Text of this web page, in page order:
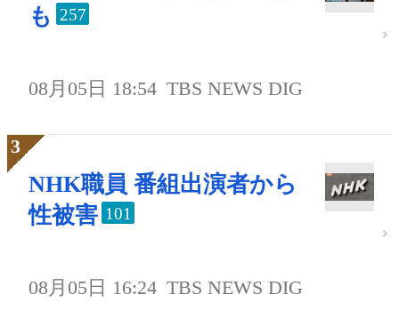
も 257
08月05日 18:54 TBS NEWS DIG
NHK職員 番組出演者から
性被害 101
08月05日 16:24 TBS NEWS DIG